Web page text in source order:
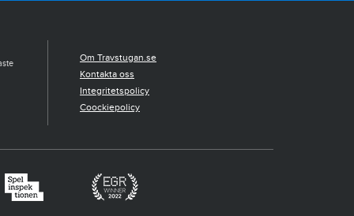
Om Travstugan.se
Kontakta oss
Integritetspolicy
Coockiepolicy